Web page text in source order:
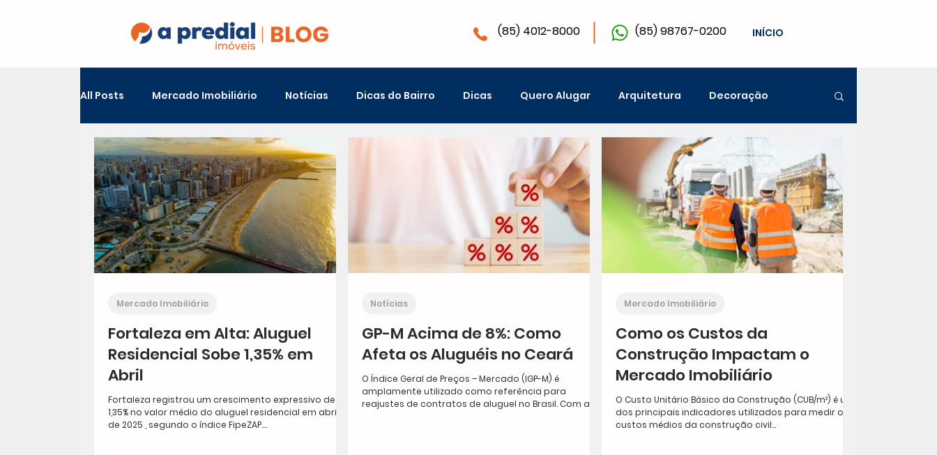
(85) 4012-8000 (85) 98767-0200 INÍCIO
All Posts Mercado Imobiliário Notícias Dicas do Bairro Dicas Quero Alugar Arquitetura Decoração
Conheça Fortaleza
Fortaleza em Alta: Aluguel
Residencial Sobe 1,35% em
Abril
Fortaleza registrou um crescimento expressivo de
1,35% no valor médio do aluguel residencial em abril
de 2025 , segundo o índice FipeZAP....
Mercado Imobiliário
GP-M Acima de 8%: Como
Afeta os Aluguéis no Ceará
O Índice Geral de Preços – Mercado (IGP-M) é
amplamente utilizado como referência para
reajustes de contratos de aluguel no Brasil. Com a...
Notícias
Como os Custos da
Construção Impactam o
Mercado Imobiliário
O Custo Unitário Básico da Construção (CUB/m²) é um
dos principais indicadores utilizados para medir os
custos médios da construção civil...
Mercado Imobiliário